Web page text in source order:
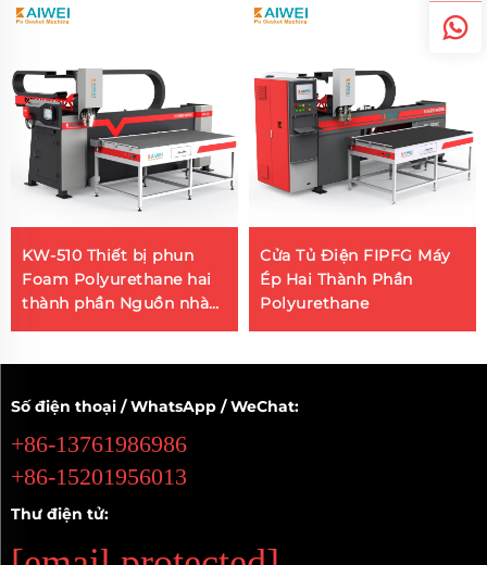
KW-510 Thiết bị phun
Foam Polyurethane hai
thành phần Nguồn nhà
sản xuất Máy tạo bọt
Cửa Tủ Điện FIPFG Máy
Ép Hai Thành Phần
Polyurethane
Số điện thoại / WhatsApp / WeChat:
+86-13761986986
+86-15201956013
Thư điện tử: